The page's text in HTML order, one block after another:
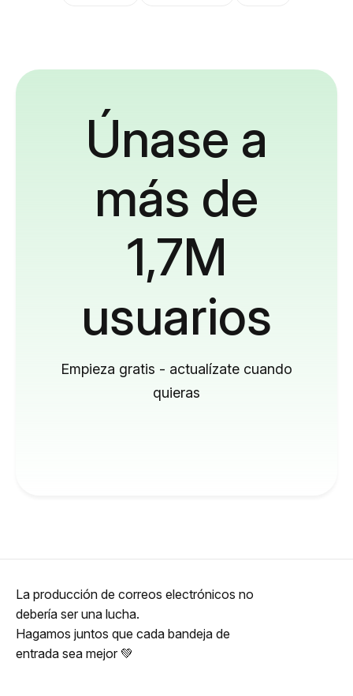
Únase a
más de
1,7M
usuarios
Empieza gratis - actualízate cuando
quieras
La producción de correos electrónicos no
debería ser una lucha.
Hagamos juntos que cada bandeja de
entrada sea mejor 💚